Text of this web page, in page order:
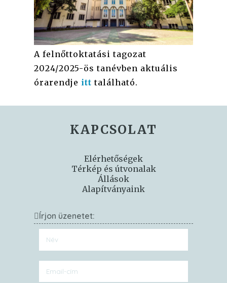
A felnőttoktatási tagozat
2024/2025-ös tanévben aktuális
órarendje itt található.
KAPCSOLAT
Elérhetőségek
Térkép és útvonalak
Állások
Alapítványaink
Írjon üzenetet: